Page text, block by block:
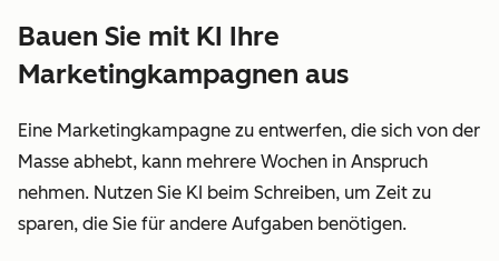
Bauen Sie mit KI Ihre
Marketingkampagnen aus
Eine Marketingkampagne zu entwerfen, die sich von der
Masse abhebt, kann mehrere Wochen in Anspruch
nehmen. Nutzen Sie KI beim Schreiben, um Zeit zu
sparen, die Sie für andere Aufgaben benötigen.